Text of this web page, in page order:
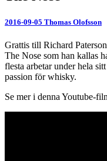
2016-09-05 Thomas Olofsson
Grattis till Richard
The Nose som han kallas
flesta arbetar under hela
passion för whisky.
Se mer i denna Youtube-